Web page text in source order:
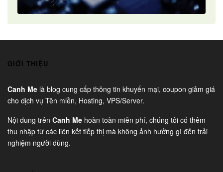
GIỚI THIỆU
Canh Melà blog cung cấp thông tin khuyến mại, coupon giảm giá
cho dịch vụ Tên miền, Hosting, VPS/Server.
Nội dung trên Canh Mehoàn toàn miễn phí, chúng tôi có thêm
thu nhập từ các liên kết tiếp thị mà không ảnh hưởng gì đến trải
nghiệm người dùng.